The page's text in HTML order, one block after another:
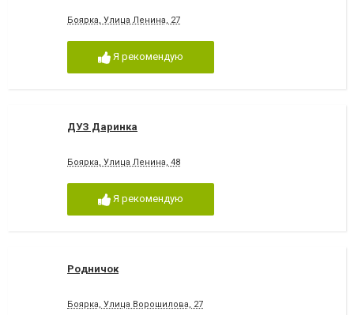
Боярка, Улица Ленина, 27
Я рекомендую
ДУЗ Даринка
Боярка, Улица Ленина, 48
Я рекомендую
Родничок
Боярка, Улица Ворошилова, 27